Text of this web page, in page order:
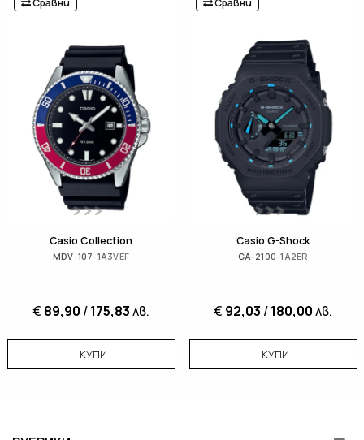
Casio Collection
MDV-107-1A3VEF
€ 89,90 /175,83лв.
КУПИ
Casio G-Shock
GA-2100-1A2ER
€ 92,03 /180,00лв.
КУПИ